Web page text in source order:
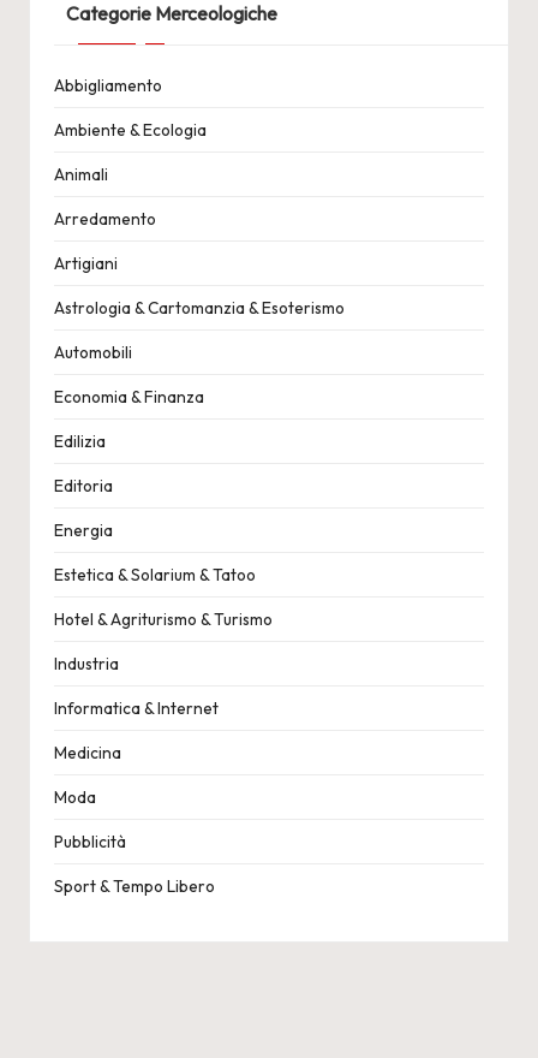
Categorie Merceologiche
Abbigliamento
Ambiente & Ecologia
Animali
Arredamento
Artigiani
Astrologia & Cartomanzia & Esoterismo
Automobili
Economia & Finanza
Edilizia
Editoria
Energia
Estetica & Solarium & Tatoo
Hotel & Agriturismo & Turismo
Industria
Informatica & Internet
Medicina
Moda
Pubblicità
Sport & Tempo Libero